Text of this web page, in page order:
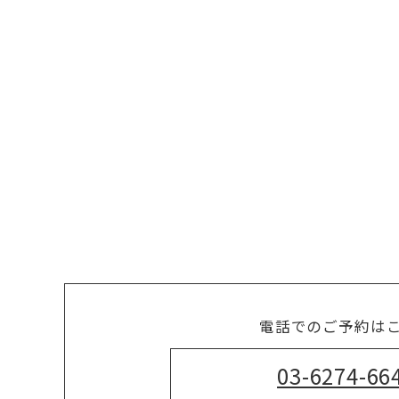
電話でのご予約は
03-6274-